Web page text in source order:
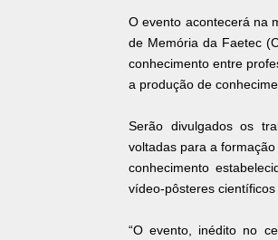
O evento acontecerá na
de Memória da Faetec
conhecimento entre
a produção de
Serão divulgados os
voltadas para a
conhecimento
vídeo-pôsteres
“O evento, inédito no